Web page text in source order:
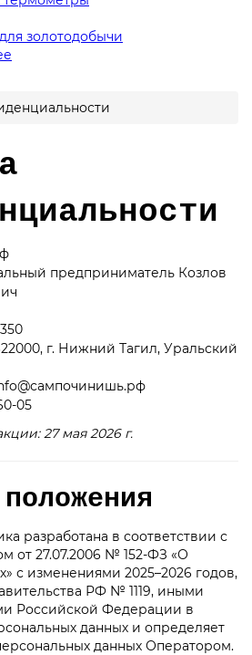
золотодобычи
предприниматель Козлов
г. Нижний Тагил, Уральский
05
27 мая 2026 г.
разработана в соответствии с
от 27.07.2006 № 152-ФЗ «О
с изменениями 2025–2026 годов,
РФ № 1119, иными
Российской Федерации в
данных и определяет
данных Оператором.